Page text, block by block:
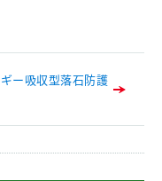
ー吸収型落石防護